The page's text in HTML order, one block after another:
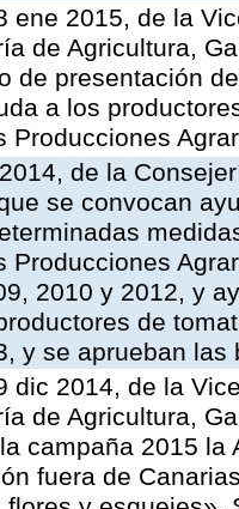
ene 2015, de la
de Agricultura,
de presentación
a los
Producciones
de la
se convocan
Producciones
2010 y 2012, y
de
y se aprueban
dic 2014, de la
de Agricultura,
campaña 2015 la
fuera de